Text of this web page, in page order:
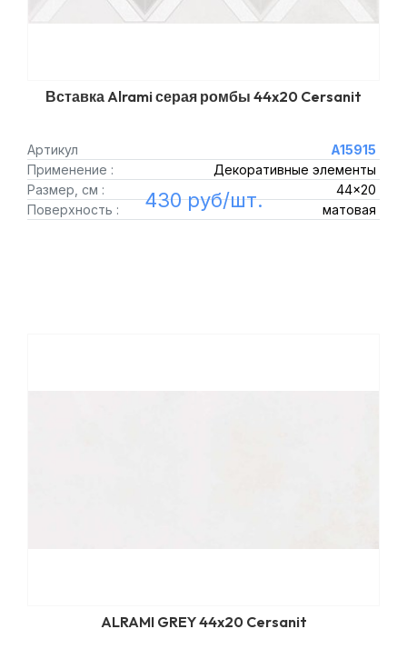
Вставка Alrami серая ромбы 44x20 Cersanit
Артикул
A15915
Применение :
Декоративные элементы
Размер, см :
44x20
Поверхность :
матовая
430 руб/шт.
ALRAMI GREY 44x20 Cersanit